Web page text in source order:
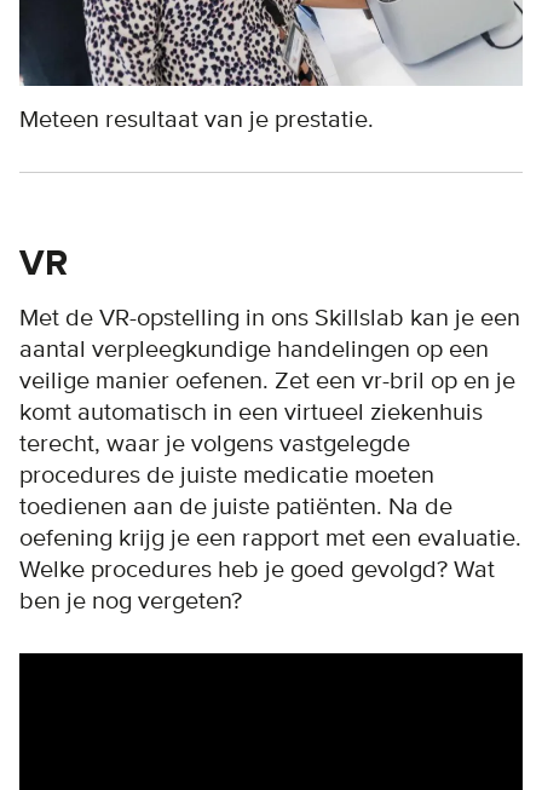
Meteen resultaat van je prestatie.
VR
Met de VR-opstelling in ons Skillslab kan je een
aantal verpleegkundige handelingen op een
veilige manier oefenen. Zet een vr-bril op en je
komt automatisch in een virtueel ziekenhuis
terecht, waar je volgens vastgelegde
procedures de juiste medicatie moeten
toedienen aan de juiste patiënten. Na de
oefening krijg je een rapport met een evaluatie.
Welke procedures heb je goed gevolgd? Wat
ben je nog vergeten?